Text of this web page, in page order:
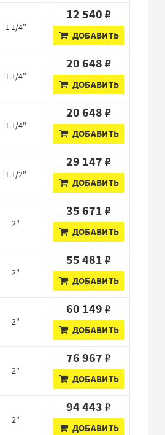
1 1/4"
12 540 ₽
ДОБАВИТЬ
1 1/4"
20 648 ₽
ДОБАВИТЬ
1 1/4"
20 648 ₽
ДОБАВИТЬ
1 1/2"
29 147 ₽
ДОБАВИТЬ
2"
35 671 ₽
ДОБАВИТЬ
2"
55 481 ₽
ДОБАВИТЬ
2"
60 149 ₽
ДОБАВИТЬ
2"
76 967 ₽
ДОБАВИТЬ
2"
94 443 ₽
ДОБАВИТЬ